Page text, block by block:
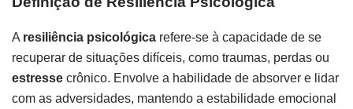
A resiliência psicológica refere-se à capacidade de se
recuperar de situações difíceis, como traumas, perdas ou
estresse crônico. Envolve a habilidade de absorver e lidar
com as adversidades, mantendo a estabilidade emocional